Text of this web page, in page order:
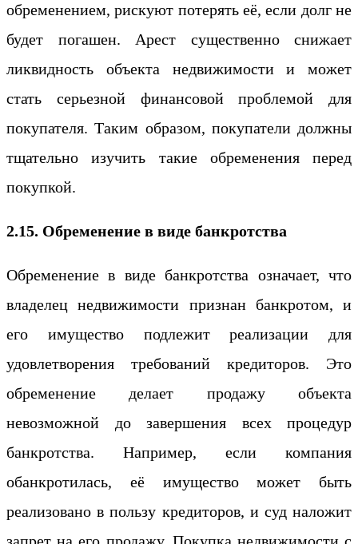
обременением, рискуют потерять её, если долг не
будет погашен. Арест существенно снижает
ликвидность объекта недвижимости и может
стать серьезной финансовой проблемой для
покупателя. Таким образом, покупатели должны
тщательно изучить такие обременения перед
покупкой.
2.15. Обременение в виде банкротства
Обременение в виде банкротства означает, что
владелец недвижимости признан банкротом, и
его имущество подлежит реализации для
удовлетворения требований кредиторов. Это
обременение делает продажу объекта
невозможной до завершения всех процедур
банкротства. Например, если компания
обанкротилась, её имущество может быть
реализовано в пользу кредиторов, и суд наложит